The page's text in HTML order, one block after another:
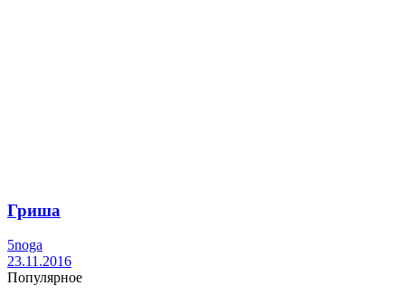
Гриша
5noga
23.11.2016
Популярное